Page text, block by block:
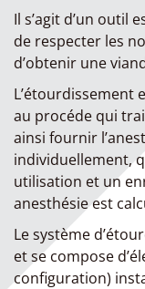
Il s’agit d’un outil
de respecter les
d’obtenir une
L’étourdissement
au procéde qui
ainsi fournir
individuellement,
utilisation et un
anesthésie est
Le système
et se compose
configuration)